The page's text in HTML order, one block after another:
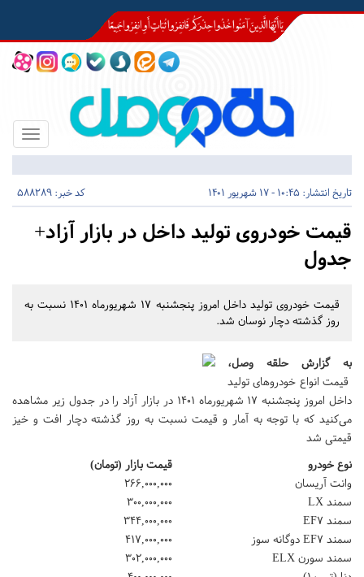
Toggle
تاریخ انتشار: 10:45 - 17 شهریور 1401 کد خبر: 588289
قیمت خودروی تولید داخل در بازار آزاد+
جدول
قیمت خودروی تولید داخل امروز پنجشنبه ۱۷ شهریورماه ۱۴۰۱ نسبت به
روز گذشته دچار نوسان شد.
به گزارش حلقه وصل،
قیمت انواع خودروهای تولید
داخل امروز پنجشنبه ۱۷ شهریورماه ۱۴۰۱ در بازار آزاد را در جدول زیر مشاهده
می‌کنید که با توجه به آمار و قیمت نسبت به روز گذشته دچار افت و خیز
قیمتی شد
نوع خودرو
قیمت بازار (تومان)
وانت آریسان
۲۶۶,۰۰۰,۰۰۰
سمند LX
۳۰۰,۰۰۰,۰۰۰
سمند EF۷
۳۴۴,۰۰۰,۰۰۰
سمند EF۷ دوگانه سوز
۴۱۷,۰۰۰,۰۰۰
سمند سورن ELX
۳۰۲,۰۰۰,۰۰۰